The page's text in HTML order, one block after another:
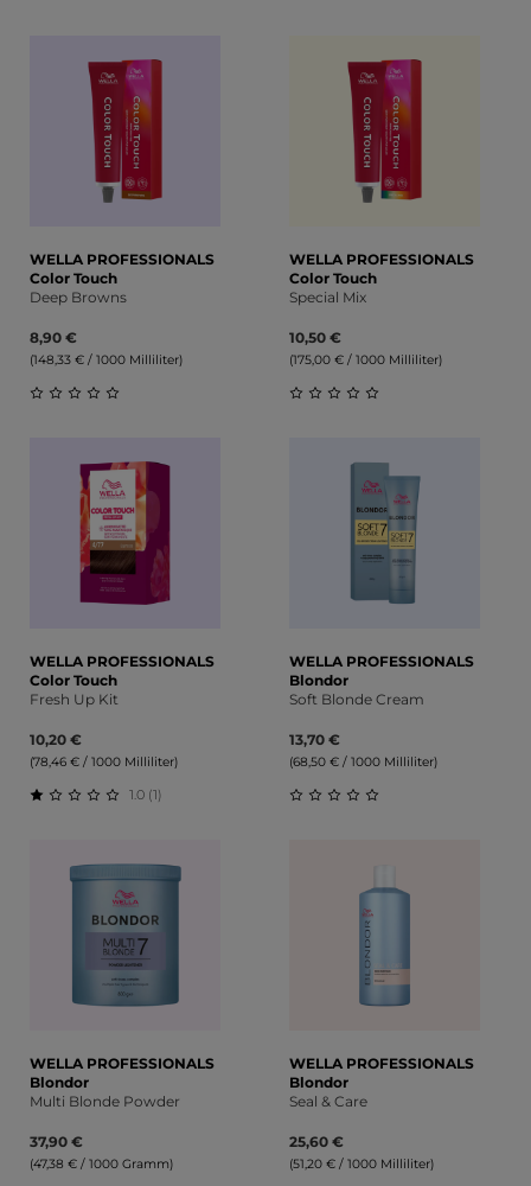
WELLA PROFESSIONALS
Color Touch
Deep Browns
8,90 €
(148,33 € / 1000 Milliliter)
WELLA PROFESSIONALS
Color Touch
Special Mix
10,50 €
(175,00 € / 1000 Milliliter)
WELLA PROFESSIONALS
Color Touch
Fresh Up Kit
10,20 €
(78,46 € / 1000 Milliliter)
1.0 (1)
WELLA PROFESSIONALS
Blondor
Soft Blonde Cream
13,70 €
(68,50 € / 1000 Milliliter)
WELLA PROFESSIONALS
Blondor
Multi Blonde Powder
37,90 €
(47,38 € / 1000 Gramm)
WELLA PROFESSIONALS
Blondor
Seal & Care
25,60 €
(51,20 € / 1000 Milliliter)